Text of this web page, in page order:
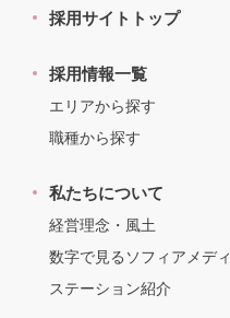
採用サイトトップ
採用情報一覧
エリアから探す
職種から探す
私たちについて
経営理念・風土
数字で見るソフィアメディ
ステーション紹介